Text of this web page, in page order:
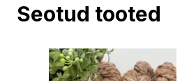
Seotud tooted
Sellel
tootel